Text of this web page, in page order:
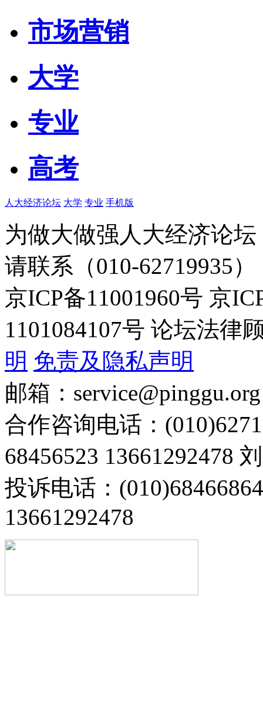
市场营销
大学
专业
高考
人大经济论坛 大学 专业 手机版
为做大做强人大经济论
请联系（010-62719935）
京ICP备11001960号 京
1101084107号 论坛法律
明 免责及隐私声明
邮箱：service@pinggu.org
合作咨询电话：
68456523 13661292478
投诉电话：
13661292478